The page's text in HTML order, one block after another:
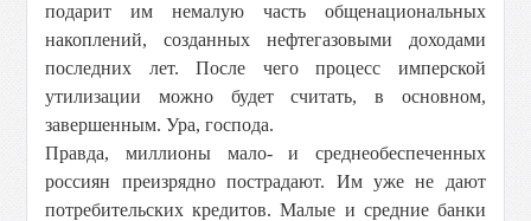
подарит им немалую часть общенациональных
накоплений, созданных нефтегазовыми доходами
последних лет. После чего процесс имперской
утилизации можно будет считать, в основном,
завершенным. Ура, господа.
Правда, миллионы мало- и среднеобеспеченных
россиян преизрядно пострадают. Им уже не дают
потребительских кредитов. Малые и средние банки